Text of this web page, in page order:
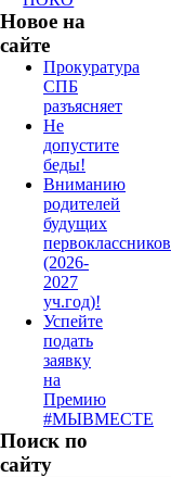
Новое на
сайте
Прокуратура
СПБ
разъясняет
Не
допустите
беды!
Вниманию
родителей
будущих
первоклассников
(2026-
2027
уч.год)!
Успейте
подать
заявку
на
Премию
#МЫВМЕСТЕ
Поиск по
сайту